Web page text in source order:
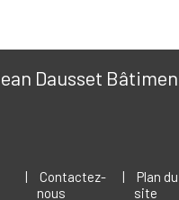
Dausset
|
Contactez-
nous
|
Plan du
site